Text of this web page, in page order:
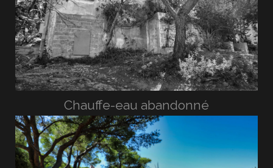
Chauffe-eau abandonné